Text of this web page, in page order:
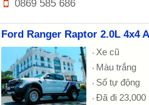
0869 585 686
Ford Ranger Raptor 2.0L 4x4
Xe cũ
Màu trắng
Số tự động
Đã đi 23,000